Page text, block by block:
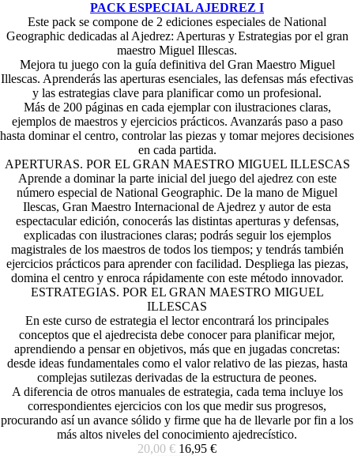
PACK ESPECIAL AJEDREZ I
Este pack se compone de 2 ediciones especiales de National
Geographic dedicadas al Ajedrez: Aperturas y Estrategias por el gran
maestro Miguel Illescas.
Mejora tu juego con la guía definitiva del Gran Maestro Miguel
Illescas. Aprenderás las aperturas esenciales, las defensas más efectivas
y las estrategias clave para planificar como un profesional.
Más de 200 páginas en cada ejemplar con ilustraciones claras,
ejemplos de maestros y ejercicios prácticos. Avanzarás paso a paso
hasta dominar el centro, controlar las piezas y tomar mejores decisiones
en cada partida.
APERTURAS. POR EL GRAN MAESTRO MIGUEL ILLESCAS
Aprende a dominar la parte inicial del juego del ajedrez con este
número especial de National Geographic. De la mano de Miguel
Ilescas, Gran Maestro Internacional de Ajedrez y autor de esta
espectacular edición, conocerás las distintas aperturas y defensas,
explicadas con ilustraciones claras; podrás seguir los ejemplos
magistrales de los maestros de todos los tiempos; y tendrás también
ejercicios prácticos para aprender con facilidad. Despliega las piezas,
domina el centro y enroca rápidamente con este método innovador.
ESTRATEGIAS. POR EL GRAN MAESTRO MIGUEL
ILLESCAS
En este curso de estrategia el lector encontrará los principales
conceptos que el ajedrecista debe conocer para planificar mejor,
aprendiendo a pensar en objetivos, más que en jugadas concretas:
desde ideas fundamentales como el valor relativo de las piezas, hasta
complejas sutilezas derivadas de la estructura de peones.
A diferencia de otros manuales de estrategia, cada tema incluye los
correspondientes ejercicios con los que medir sus progresos,
procurando así un avance sólido y firme que ha de llevarle por fin a los
más altos niveles del conocimiento ajedrecístico.
20,00 € 16,95 €